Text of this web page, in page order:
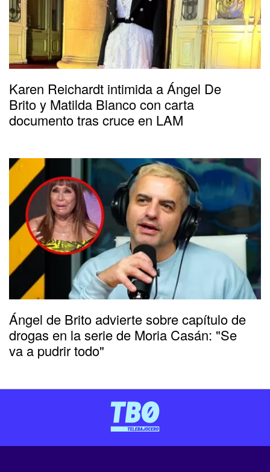
Karen Reichardt intimida a Ángel De
Brito y Matilda Blanco con carta
documento tras cruce en LAM
Ángel de Brito advierte sobre capítulo de
drogas en la serie de Moria Casán: "Se
va a pudrir todo"